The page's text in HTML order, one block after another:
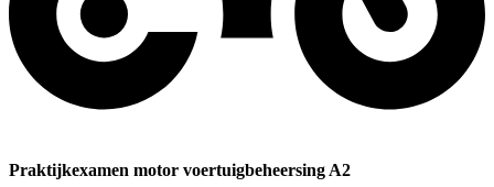
Praktijkexamen motor voertuigbeheersing A2